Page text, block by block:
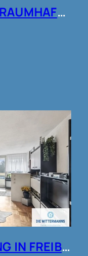
GROSSES EFH MIT TRAUMHAFTEM AUSBLICK IN WEIL AM RHEIN OT ÖTLINGEN !!!
4-ZIMMER-WOHNUNG IN FREIBURG - UMKIRCH!!